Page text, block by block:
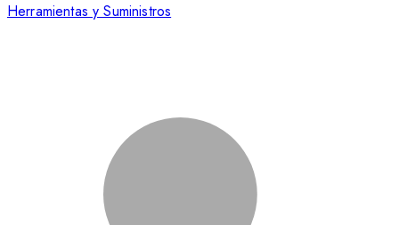
Herramientas y Suministros